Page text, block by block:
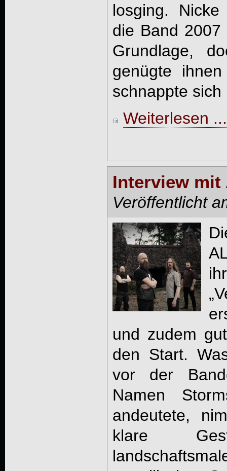
losging.
die Band
Grundlage,
genügte
schnappte sich
Weiterlesen ...
Interview mit
Veröffentlicht
und zudem
den Start.
vor der
Namen
andeutete,
klare